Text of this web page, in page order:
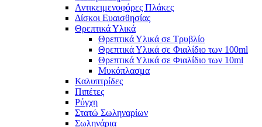
Αντικειμενοφόρες Πλάκες
Δίσκοι Ευαισθησίας
Θρεπτικά Υλικά
Θρεπτικά Υλικά σε Τρυβλίο
Θρεπτικά Υλικά σε Φιαλίδιο των 100ml
Θρεπτικά Υλικά σε Φιαλίδιο των 10ml
Μυκόπλασμα
Καλυπτρίδες
Πιπέτες
Ρύγχη
Στατώ Σωληναρίων
Σωληνάρια